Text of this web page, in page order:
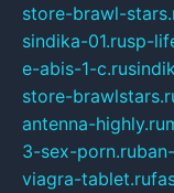
store-brawl-
sindika-01.rusp-
e-abis-1-c.ru
store-
antenna-highly.ru
3-sex-porn.ru
viagra-tablet.ru